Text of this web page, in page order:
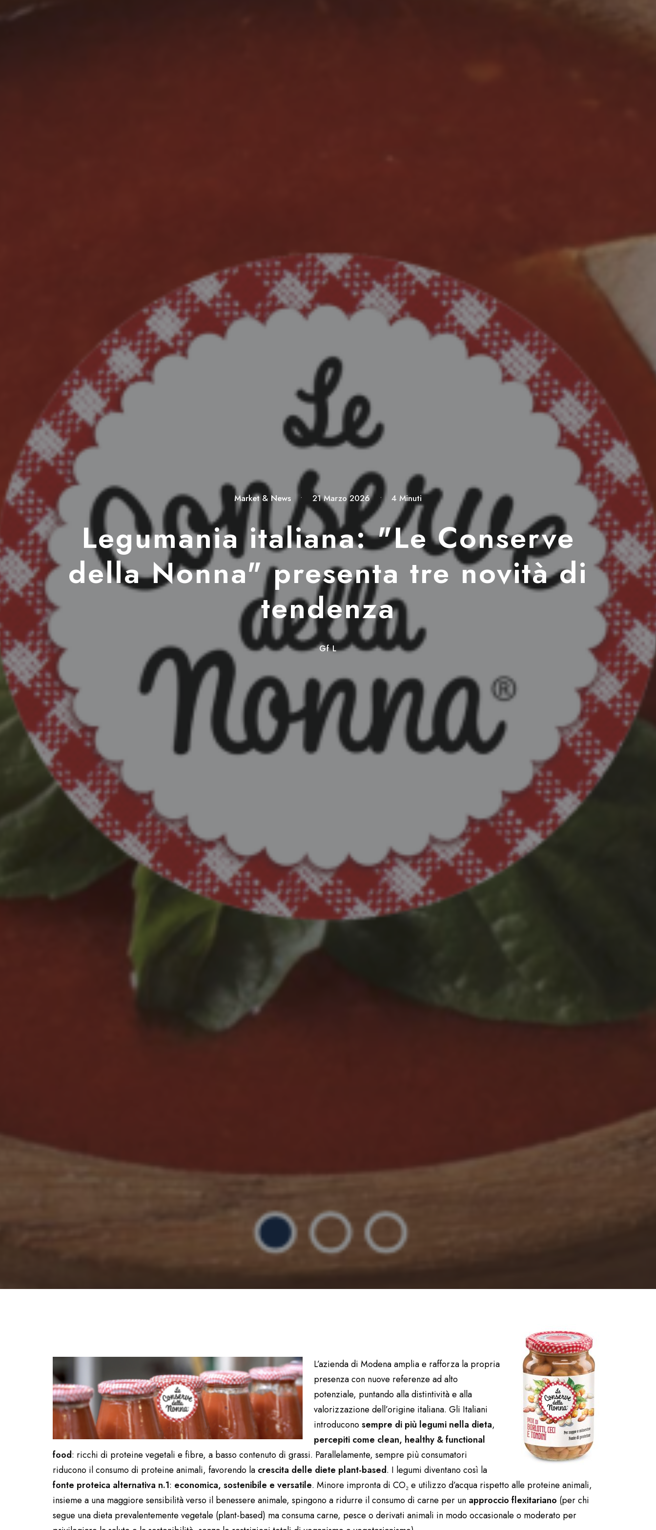
Market & News • 21 Marzo 2026 • 4 Minuti
Legumania italiana: "Le Conserve
della Nonna" presenta tre novità di
tendenza
Gf L
L’azienda di Modena amplia e rafforza la propria
presenza con nuove referenze ad alto
potenziale, puntando alla distintività e alla
valorizzazione dell’origine italiana. Gli Italiani
introduconosempre di più legumi nella dieta,
percepiti come clean, healthy & functional
food: ricchi di proteine vegetali e fibre, a basso contenuto di grassi. Parallelamente, sempre più consumatori
riducono il consumo di proteine animali, favorendo la crescita delle diete plant-based. I legumi diventano così la
fonte proteica alternativa n.1: economica, sostenibile e versatile. Minore impronta di CO₂ e utilizzo d’acqua rispetto alle proteine animali,
insieme a una maggiore sensibilità verso il benessere animale, spingono a ridurre il consumo di carne per un approccio flexitariano (per chi
segue una dieta prevalentemente vegetale (plant-based) ma consuma carne, pesce o derivati animali in modo occasionale o moderato per